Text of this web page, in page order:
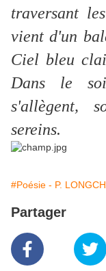
traversant
vient d'un
Ciel bleu
Dans le
s'allègent,
sereins.
#Poésie - P.
Partager